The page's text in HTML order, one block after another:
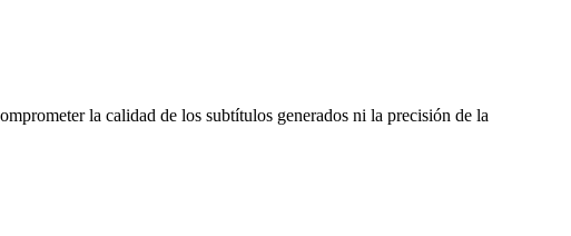
la calidad de los subtítulos generados ni la precisión de la